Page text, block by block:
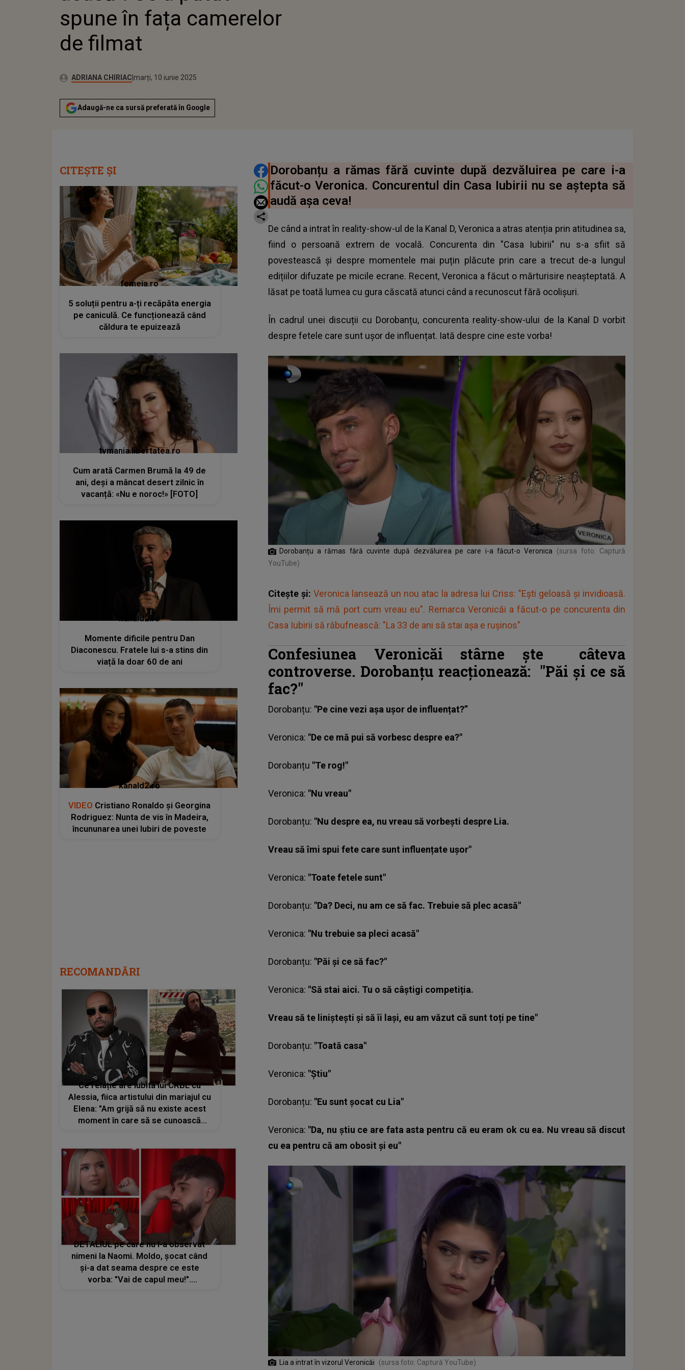
spune în fața camerelor
de filmat
Autor:ADRIANA CHIRIACPublicat:
marți, 10 iunie 2025
Actualizat:
marți, 10 iunie 2025
Adaugă-ne ca sursă preferată în Google
DISTRIBUIE ARTICOLUL
Dorobanțu a rămas fără cuvinte după dezvăluirea pe care i-a
făcut-o Veronica. Concurentul din Casa Iubirii nu se aștepta să
audă așa ceva!
De când a intrat în reality-show-ul de la Kanal D, Veronica a atras atenția prin atitudinea sa,
fiind o persoană extrem de vocală. Concurenta din "Casa Iubirii" nu s-a sfiit să
povestească și despre momentele mai puțin plăcute prin care a trecut de-a lungul
edițiilor difuzate pe micile ecrane. Recent, Veronica a făcut o mărturisire neașteptată. A
lăsat pe toată lumea cu gura căscată atunci când a recunoscut fără ocolișuri.
În cadrul unei discuții cu Dorobanțu, concurenta reality-show-ului de la Kanal D vorbit
despre fetele care sunt ușor de influențat. Iată despre cine este vorba!
Dorobanțu a rămas fără cuvinte după dezvăluirea pe care i-a făcut-o Veronica
(sursa foto: Captură
YouTube)
Citește și: Veronica lansează un nou atac la adresa lui Criss: "Ești geloasă și invidioasă.
Îmi permit să mă port cum vreau eu". Remarca Veronicăi a făcut-o pe concurenta din
Casa Iubirii să răbufnească: "La 33 de ani să stai așa e rușinos"
Confesiunea Veronicăi stârne ște câteva
controverse. Dorobanțu reacționează: "Păi și ce să
fac?"
Dorobanțu: "Pe cine vezi așa ușor de influențat?”
Veronica: "De ce mă pui să vorbesc despre ea?"
Dorobanțu "Te rog!"
Veronica: "Nu vreau"
Dorobanțu: "Nu despre ea, nu vreau să vorbești despre Lia.
Vreau să îmi spui fete care sunt influențate ușor"
Veronica: "Toate fetele sunt"
Dorobanțu: "Da? Deci, nu am ce să fac. Trebuie să plec acasă"
Veronica: "Nu trebuie sa pleci acasă"
Dorobanțu: "Păi și ce să fac?"
Veronica: "Să stai aici. Tu o să câștigi competiția.
Vreau să te liniștești și să îi lași, eu am văzut că sunt toți pe tine"
Dorobanțu: "Toată casa"
Veronica: "Știu"
Dorobanțu: "Eu sunt șocat cu Lia"
Veronica: "Da, nu știu ce are fata asta pentru că eu eram ok cu ea. Nu vreau să discut
cu ea pentru că am obosit și eu"
Lia a intrat în vizorul Veronicăi (sursa foto: Captură YouTube)
CITEȘTE ȘI
femeia.ro
5 soluții pentru a-ți recăpăta energia
pe caniculă. Ce funcționează când
căldura te epuizează
tvmania.libertatea.ro
Cum arată Carmen Brumă la 49 de
ani, deși a mâncat desert zilnic în
vacanță: «Nu e noroc!» [FOTO]
kanald2.ro
Momente dificile pentru Dan
Diaconescu. Fratele lui s-a stins din
viață la doar 60 de ani
kanald2.ro
VIDEO Cristiano Ronaldo și Georgina
Rodriguez: Nunta de vis în Madeira,
încununarea unei Iubiri de poveste
RECOMANDĂRI
Ce relație are iubita lui CRBL cu
Alessia, fiica artistului din mariajul cu
Elena: "Am grijă să nu existe acest
moment în care să se cunoască
DETALIUL pe care nu l-a observat
nimeni la Naomi. Moldo, șocat când
și-a dat seama despre ce este
vorba: "Vai de capul meu!".